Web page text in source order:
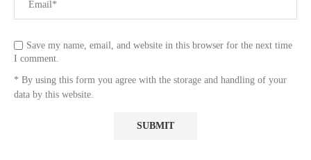
Save my name, email, and website in this browser for the next time
I comment.
* By using this form you agree with the storage and handling of your
data by this website.